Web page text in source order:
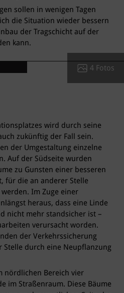
sollen in wenigen Tagen
die Situation wieder bessern
der Tragschicht auf der
kann.
4 Fotos
wird durch seine
zukünftig der Fall sein.
der Umgestaltung einzelne
Auf der Südseite wurden
zu Gunsten einer besseren
für die an anderer Stelle
Im Zuge einer
heraus, dass eine Linde
nicht mehr standsicher ist –
verursacht worden.
der Verkehrssicherung
durch eine Neupflanzung
nördlichen Bereich vier
im Straßenraum. Diese Bäume